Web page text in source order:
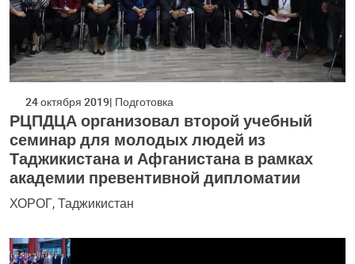
24 октября 2019 Подготовка
РЦПДЦА организовал второй учебный
семинар для молодых людей из
Таджикистана и Афганистана в рамках
академии превентивной дипломатии
ХОРОГ, Таджикистан